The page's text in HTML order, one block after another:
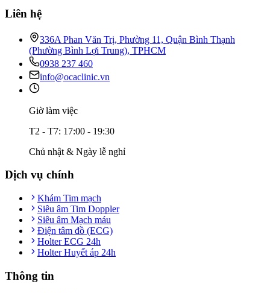
Liên hệ
336A Phan Văn Trị, Phường 11, Quận Bình Thạnh
(Phường Bình Lợi Trung), TPHCM
0938 237 460
info@ocaclinic.vn
Giờ làm việc
T2 - T7: 17:00 - 19:30
Chủ nhật & Ngày lễ nghỉ
Dịch vụ chính
Khám Tim mạch
Siêu âm Tim Doppler
Siêu âm Mạch máu
Điện tâm đồ (ECG)
Holter ECG 24h
Holter Huyết áp 24h
Thông tin